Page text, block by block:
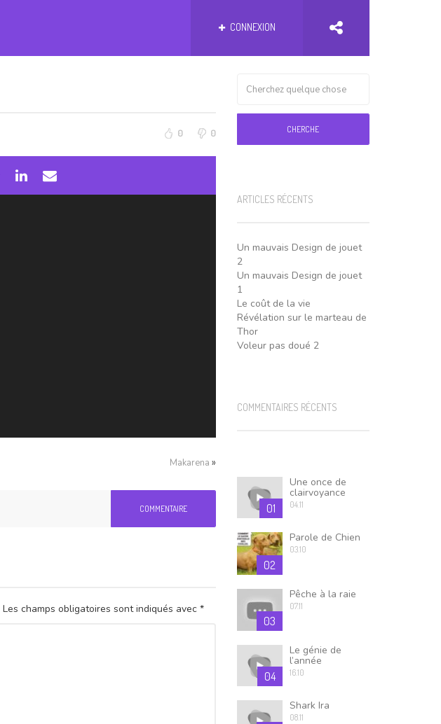
CONNEXION
0 0
Makarena »
COMMENTAIRE
Les champs obligatoires sont indiqués avec *
CHERCHE
ARTICLES RÉCENTS
Un mauvais Design de jouet
2
Un mauvais Design de jouet
1
Le coût de la vie
Révélation sur le marteau de
Thor
Voleur pas doué 2
COMMENTAIRES RÉCENTS
01
Une once de
clairvoyance
04.11
02
Parole de Chien
03.10
03
Pêche à la raie
07.11
04
Le génie de
l’année
16.10
Shark Ira
08.11